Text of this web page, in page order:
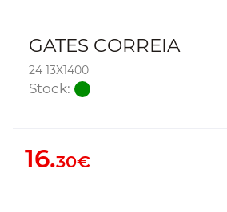
GATES CORREIA
24 13X1400
Stock:
16.30€